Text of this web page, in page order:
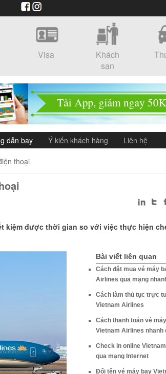
Visa
Khách
sạn
dẫn bay Ý kiến khách hàng Liên hệ
thoại
kiệm được thời gian so với việc thực hiện
Bài viết liên quan
Cách đặt mua vé máy
Airlines qua mạng
Cách làm thủ tục trực
Vietnam Airlines
Cách thanh toán vé
Vietnam Airlines nhanh
Check in online
qua mạng Internet
Đổi tên vé máy bay